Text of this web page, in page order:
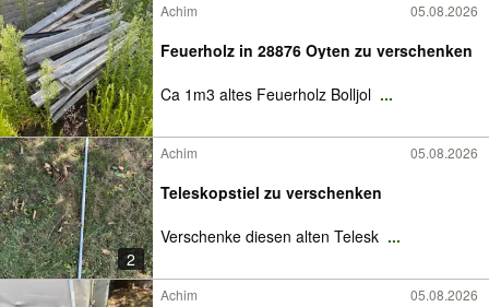
Achim 05.08.2026
Feuerholz in 28876 Oyten zu verschenken
Ca 1m3 altes Feuerholz Bolljol ...
2
Achim 05.08.2026
Teleskopstiel zu verschenken
Verschenke diesen alten Telesk ...
Achim 05.08.2026